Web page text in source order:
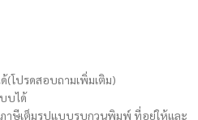
โปรดสอบถามเพิ่มเติม)
บได้
าษีเต็มรูปแบบรบกวนพิมพ์ ที่อยู่ให้และ